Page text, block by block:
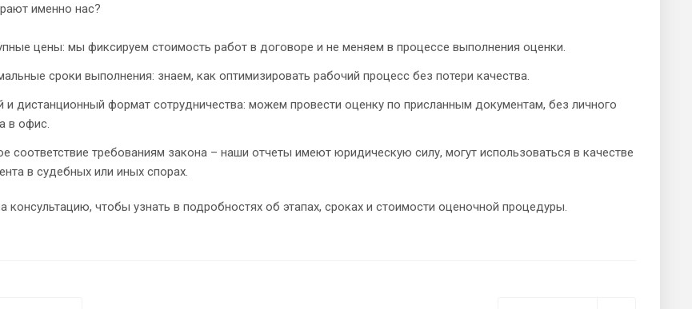
именно нас?
цены: мы фиксируем стоимость работ в договоре и не меняем в процессе выполнения оценки.
сроки выполнения: знаем, как оптимизировать рабочий процесс без потери качества.
и дистанционный формат сотрудничества: можем провести оценку по присланным документам, без личного
в офис.
соответствие требованиям закона – наши отчеты имеют юридическую силу, могут использоваться в качестве
в судебных или иных спорах.
консультацию, чтобы узнать в подробностях об этапах, сроках и стоимости оценочной процедуры.